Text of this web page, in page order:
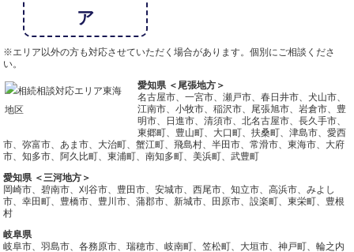
ア
※エリア以外の方も対応させていただく場合があります。個別にご相談くださ
い。
愛知県 ＜尾張地方＞
名古屋市、一宮市、瀬戸市、春日井市、犬山市、
江南市、小牧市、稲沢市、尾張旭市、岩倉市、豊
明市、日進市、清須市、北名古屋市、長久手市、
東郷町、豊山町、大口町、扶桑町、津島市、愛西
市、弥富市、あま市、大治町、蟹江町、飛島村、半田市、常滑市、東海市、大府
市、知多市、阿久比町、東浦町、南知多町、美浜町、武豊町
愛知県 ＜三河地方＞
岡崎市、碧南市、刈谷市、豊田市、安城市、西尾市、知立市、高浜市、みよし
市、幸田町、豊橋市、豊川市、蒲郡市、新城市、田原市、設楽町、東栄町、豊根
村
岐阜県
岐阜市、羽島市、各務原市、瑞穂市、岐南町、笠松町、大垣市、神戸町、輪之内